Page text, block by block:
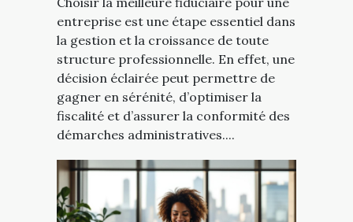
entreprise est une étape essentiel dans
la gestion et la croissance de toute
structure professionnelle. En effet, une
décision éclairée peut permettre de
gagner en sérénité, d’optimiser la
fiscalité et d’assurer la conformité des
démarches administratives....